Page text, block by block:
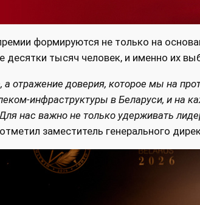
формируются не только на
десятки тысяч человек, и именно их
а отражение доверия, которое мы на
инфраструктуры в Беларуси, и на
нас важно не только удерживать
заместитель генерального